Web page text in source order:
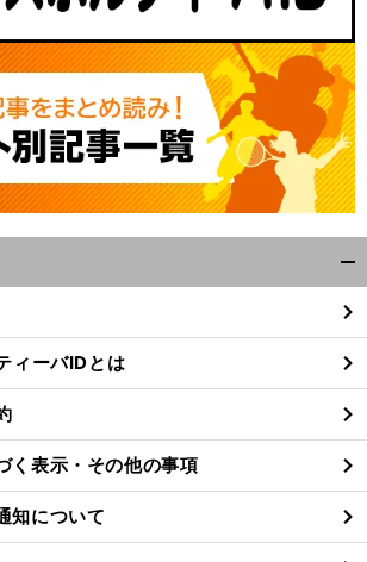
閉
る
ィーバIDとは
く表示・その他の事項
知について